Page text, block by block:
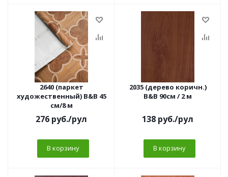
2640 (паркет
художественный) B&B 45
см/8 м
276 руб./рул
В корзину
2035 (дерево коричн.)
B&B 90см / 2 м
138 руб./рул
В корзину